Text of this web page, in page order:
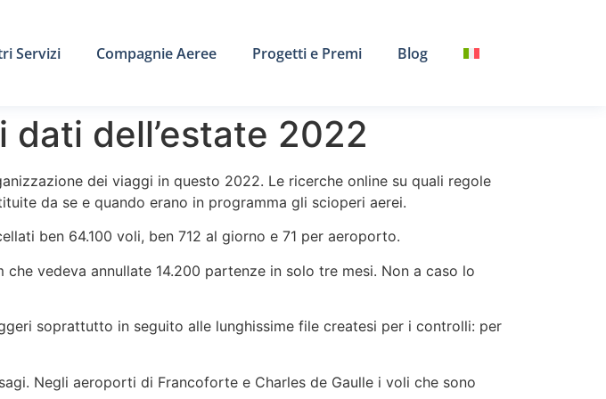
Servizi Compagnie Aeree Progetti e Premi Blog
dell’estate 2022
dei viaggi in questo 2022. Le ricerche online su quali regole
da se e quando erano in programma gli scioperi aerei.
ben 64.100 voli, ben 712 al giorno e 71 per aeroporto.
vedeva annullate 14.200 partenze in solo tre mesi. Non a caso lo
soprattutto in seguito alle lunghissime file createsi per i controlli: per
Negli aeroporti di Francoforte e Charles de Gaulle i voli che sono